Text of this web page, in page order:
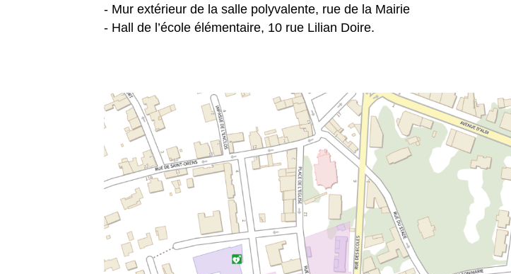
- Mur extérieur de la salle polyvalente, rue de la Mairie
- Hall de l’école élémentaire, 10 rue Lilian Doire.